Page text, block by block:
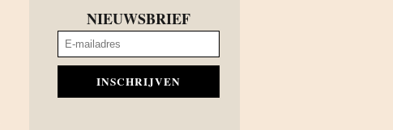
NIEUWSBRIEF
INSCHRIJVEN